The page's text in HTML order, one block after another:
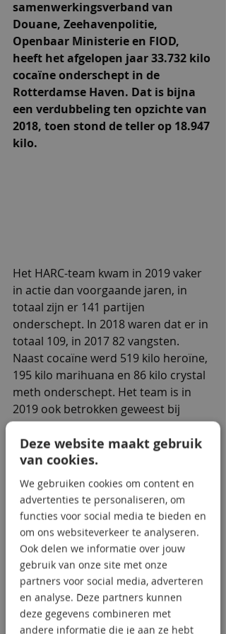
samenwerkingsverband van
Douane, Zeehavenpolitie,
Openbaar Ministerie en FIOD,
heeft het afgelopen jaar 33.732 kilo
cocaïne onderschept in de
Rotterdamse Haven. Dat is bijna
een verdubbeling ten opzichte van
2018, toen stond de teller op 18.947
kilo.
Het HARC-team kwam in 2019 vaker
in actie dan voorgaande jaren, in
totaal zijn er 141 partijen
onderschept. In 2018 waren dat er in
totaal 109, in 2017 82 vangsten.
Naast cocaïne werd 519 kilo heroïne,
195 kilo marihuana en 86 kilo crystal
meth onderschept. Het team is in
2019 ook betrokken geweest bij
verschillende vondsten in Vlissingen,
in totaal ging dat om 3008 kilo
cocaïne.
Opvallend is dat er dit jaar meerdere
grote vondsten zijn gedaan, er zijn
verschillende partijen van meer dan
1000 kilo onderschept. Het grootste
deel van de drugs is afkomstig uit
Zuid-Amerika, uit landen als
Colombia, Ecuador en Brazilië.
bijzondere vondst
Deze website maakt gebruik
van cookies.
We gebruiken cookies om content en
advertenties te personaliseren, om
functies voor social media te bieden en
om ons websiteverkeer te analyseren.
Ook delen we informatie over jouw
gebruik van onze site met onze
partners voor social media, adverteren
en analyse. Deze partners kunnen
deze gegevens combineren met
andere informatie die je aan ze hebt